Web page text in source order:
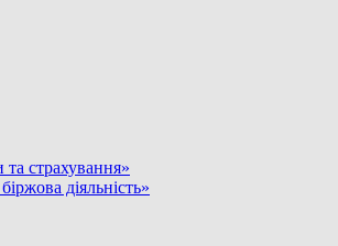
та страхування»
діяльність»